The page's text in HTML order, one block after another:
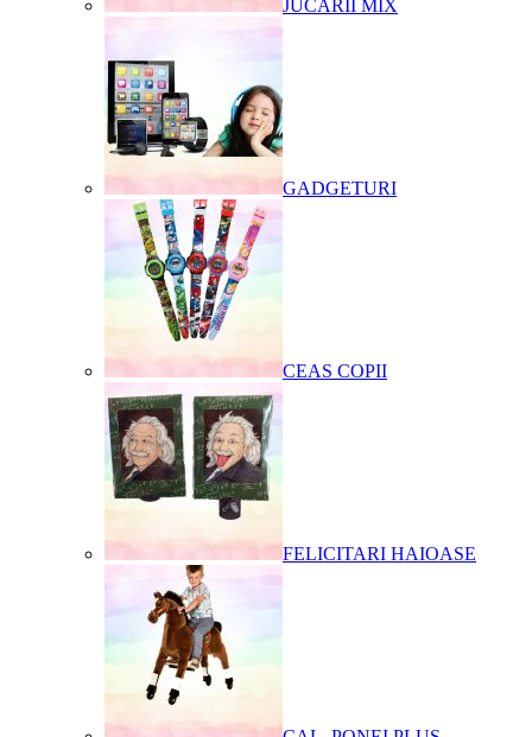
JUCARII MIX
GADGETURI
CEAS COPII
FELICITARI HAIOASE